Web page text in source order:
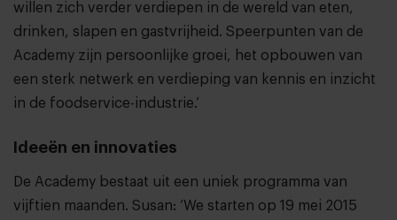
willen zich verder verdiepen in de wereld van eten,
drinken, slapen en gastvrijheid. Speerpunten van de
Academy zijn persoonlijke groei, het opbouwen van
een sterk netwerk en verdieping van kennis en inzicht
in de foodservice-industrie.’
Ideeën en innovaties
De Academy bestaat uit een uniek programma van
vijftien maanden. Susan: ‘We starten op 19 mei 2015